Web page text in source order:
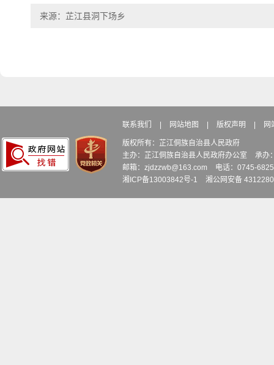
来源：芷江县洞下场乡
联系我们 网站地图 版权声明 网
版权所有：芷江侗族自治县人民政府
主办：芷江侗族自治县人民政府办公室
承办
邮箱：zjdzzwb@163.com
电话：0745-
湘ICP备13003842号-1
湘公网安备